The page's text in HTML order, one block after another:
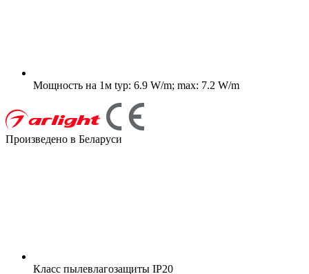
Мощность на 1м typ: 6.9 W/m; max: 7.2 W/m
Произведено в Беларуси
Класс пылевлагозащиты IP20